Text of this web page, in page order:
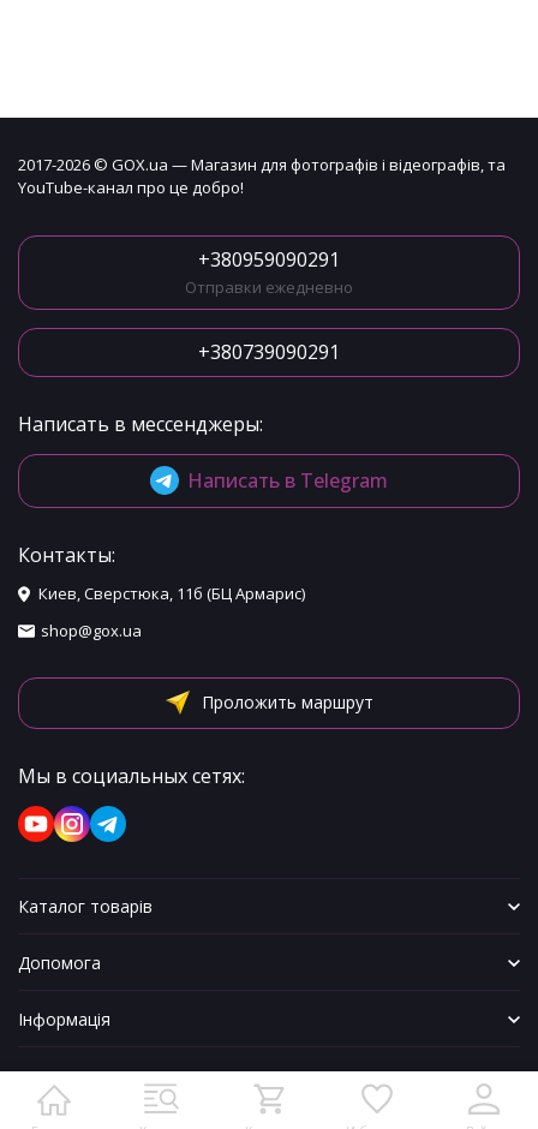
2017-2026 © GOX.ua — Магазин для фотографів і відеографів, та
YouTube-канал про це добро!
+380959090291
Отправки ежедневно
+380739090291
Написать в мессенджеры:
Написать в Telegram
Контакты:
Киев, Сверстюка, 11б (БЦ Армарис)
shop@gox.ua
Проложить маршрут
Мы в социальных сетях:
Каталог товарів
Допомога
Інформація